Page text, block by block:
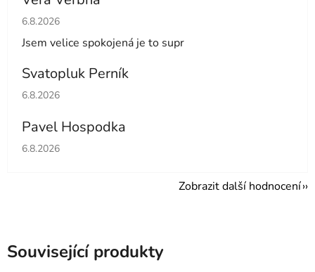
Hodnocení obchodu je 5 z 5 hvězdiček.
6.8.2026
Jsem velice spokojená je to supr
Svatopluk Perník
Hodnocení obchodu je 5 z 5 hvězdiček.
6.8.2026
Pavel Hospodka
Hodnocení obchodu je 5 z 5 hvězdiček.
6.8.2026
Zobrazit další hodnocení
Související produkty